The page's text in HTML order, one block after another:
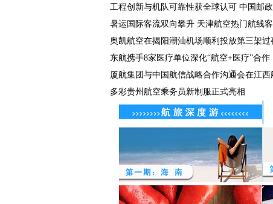
工程创新与机队可靠性获全球认可 中国邮
暑运国际客流双向攀升 天津航空热门航线
奥凯航空在揭阳潮汕机场顺利投放第三架过
东航携手8家医疗单位深化“航空+医疗”合作
厦航集团与中国航信战略合作沟通会在江西
多彩贵州航空乘务员新制服正式亮相